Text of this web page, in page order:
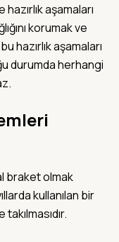
aşamaları
korumak ve
hazırlık aşamaları
durumda herhangi
braket olmak
kullanılan bir